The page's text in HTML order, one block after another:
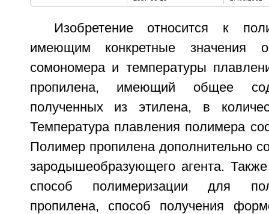
Изобретение относится к
имеющим конкретные значения
сомономера и температуры
пропилена, имеющий общее
полученных из этилена, в
Температура плавления полимера
Полимер пропилена дополнительно
зародышеобразующего агента.
способ полимеризации для
пропилена, способ получения